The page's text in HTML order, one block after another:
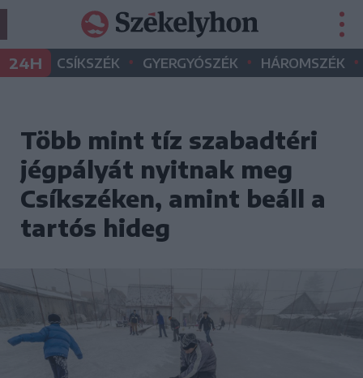
24H CSÍKSZÉK • GYERGYÓSZÉK • HÁROMSZÉK •
Több mint tíz szabadtéri
jégpályát nyitnak meg
Csíkszéken, amint beáll a
tartós hideg